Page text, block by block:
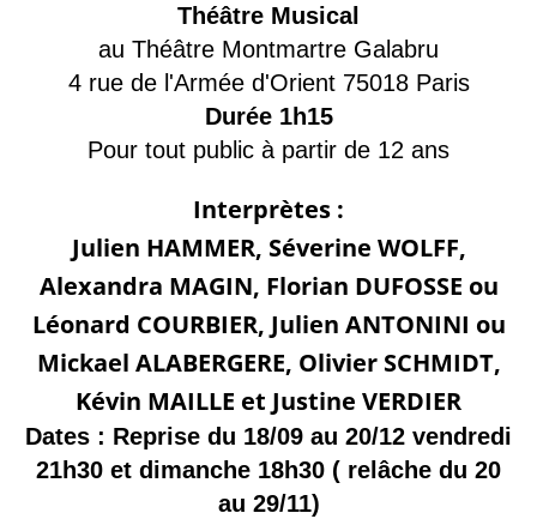
Théâtre Musical
au Théâtre Montmartre Galabru
4 rue de l'Armée d'Orient 75018 Paris
Durée 1h15
Pour tout public à partir de 12 ans
Interprètes :
Julien HAMMER, Séverine WOLFF,
Alexandra MAGIN, Florian DUFOSSE ou
Léonard COURBIER, Julien ANTONINI ou
Mickael ALABERGERE, Olivier SCHMIDT,
Kévin MAILLE et Justine VERDIER
Dates : Reprise du 18/09 au 20/12 vendredi
21h30 et dimanche 18h30 ( relâche du 20
au 29/11)